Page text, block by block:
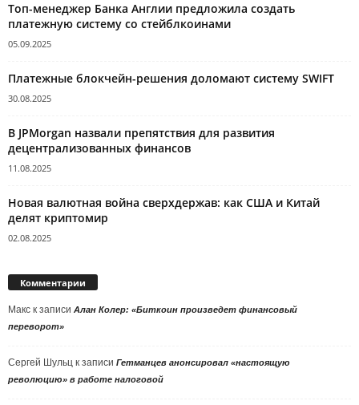
Топ-менеджер Банка Англии предложила создать
платежную систему со стейблкоинами
05.09.2025
Платежные блокчейн-решения доломают систему SWIFT
30.08.2025
В JPMorgan назвали препятствия для развития
децентрализованных финансов
11.08.2025
Новая валютная война сверхдержав: как США и Китай
делят криптомир
02.08.2025
Комментарии
Макс к записи Алан Колер: «Биткоин произведет финансовый
переворот»
Сергей Шульц к записи Гетманцев анонсировал «настоящую
революцию» в работе налоговой